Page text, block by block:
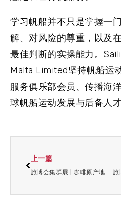
学习帆船并不只是掌握一
解、对风险的尊重，以及
最佳判断的实操能力。
Malta Limited坚持帆船运
服务俱乐部会员、传播海
球帆船运动发展与后备人
上一篇
旅博会集群展 | 咖啡原产地时代来临！世界咖啡风味地图亮相2026HOTELEX上海展